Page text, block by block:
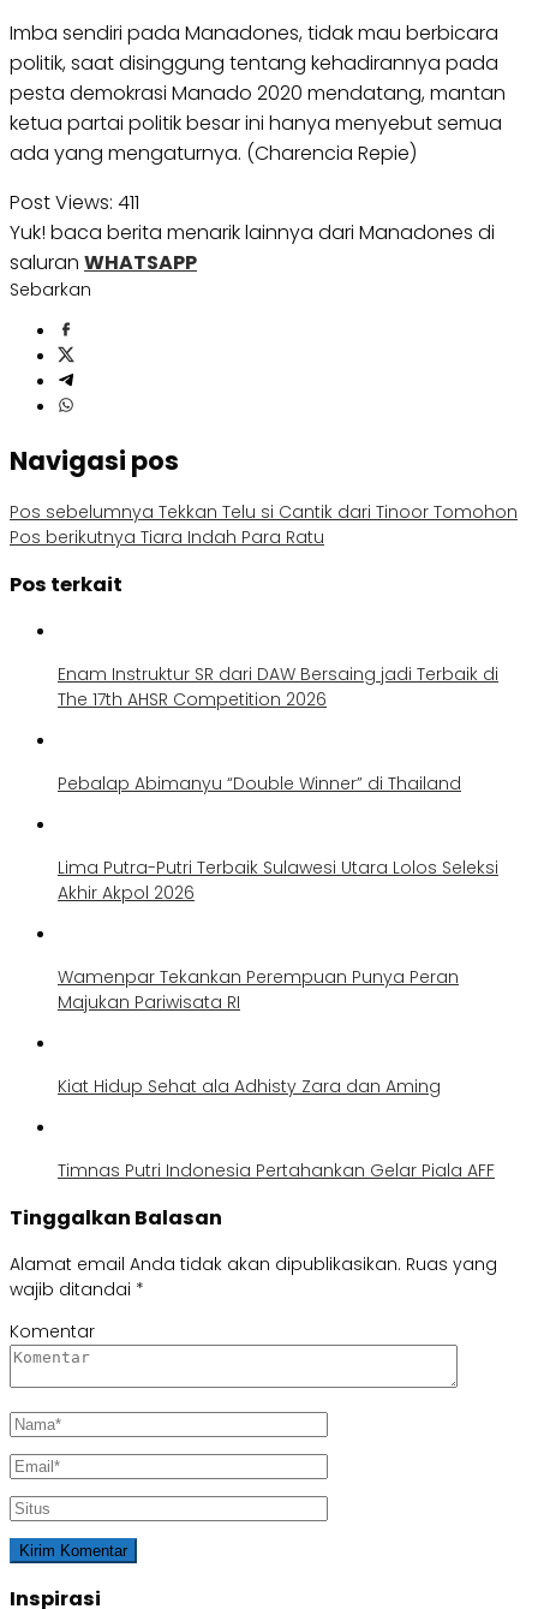
Imba sendiri pada Manadones, tidak mau berbicara
politik, saat disinggung tentang kehadirannya pada
pesta demokrasi Manado 2020 mendatang, mantan
ketua partai politik besar ini hanya menyebut semua
ada yang mengaturnya. (Charencia Repie)
Post Views: 411
Yuk! baca berita menarik lainnya dari Manadones di
saluran WHATSAPP
Sebarkan
Navigasi pos
Pos sebelumnya Tekkan Telu si Cantik dari Tinoor Tomohon
Pos berikutnya Tiara Indah Para Ratu
Pos terkait
Enam Instruktur SR dari DAW Bersaing jadi Terbaik di
The 17th AHSR Competition 2026
Pebalap Abimanyu “Double Winner” di Thailand
Lima Putra-Putri Terbaik Sulawesi Utara Lolos Seleksi
Akhir Akpol 2026
Wamenpar Tekankan Perempuan Punya Peran
Majukan Pariwisata RI
Kiat Hidup Sehat ala Adhisty Zara dan Aming
Timnas Putri Indonesia Pertahankan Gelar Piala AFF
Tinggalkan Balasan
Alamat email Anda tidak akan dipublikasikan. Ruas yang
wajib ditandai *
Komentar
Inspirasi